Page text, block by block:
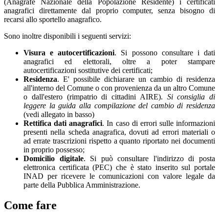
anagrafici direttamente dal proprio computer, senza bisogno di
recarsi allo sportello anagrafico.
Sono inoltre disponibili i seguenti servizi:
Visura e autocertificazioni. Si possono consultare i dati
anagrafici ed elettorali, oltre a poter stampare
autocertificazioni sostitutive dei certificati;
Residenza. E' possibile dichiarare un cambio di residenza
all'interno del Comune o con provenienza da un altro Comune
o dall'estero (rimpatrio di cittadini AIRE). Si consiglia di
leggere la guida alla compilazione del cambio di residenza
(vedi allegato in basso)
Rettifica dati anagrafici. In caso di errori sulle informazioni
presenti nella scheda anagrafica, dovuti ad errori materiali o
ad errate trascrizioni rispetto a quanto riportato nei documenti
in proprio possesso;
Domicilio digitale. Si può consultare l'indirizzo di posta
elettronica certificata (PEC) che è stato inserito sul portale
INAD per ricevere le comunicazioni con valore legale da
parte della Pubblica Amministrazione.
Come fare